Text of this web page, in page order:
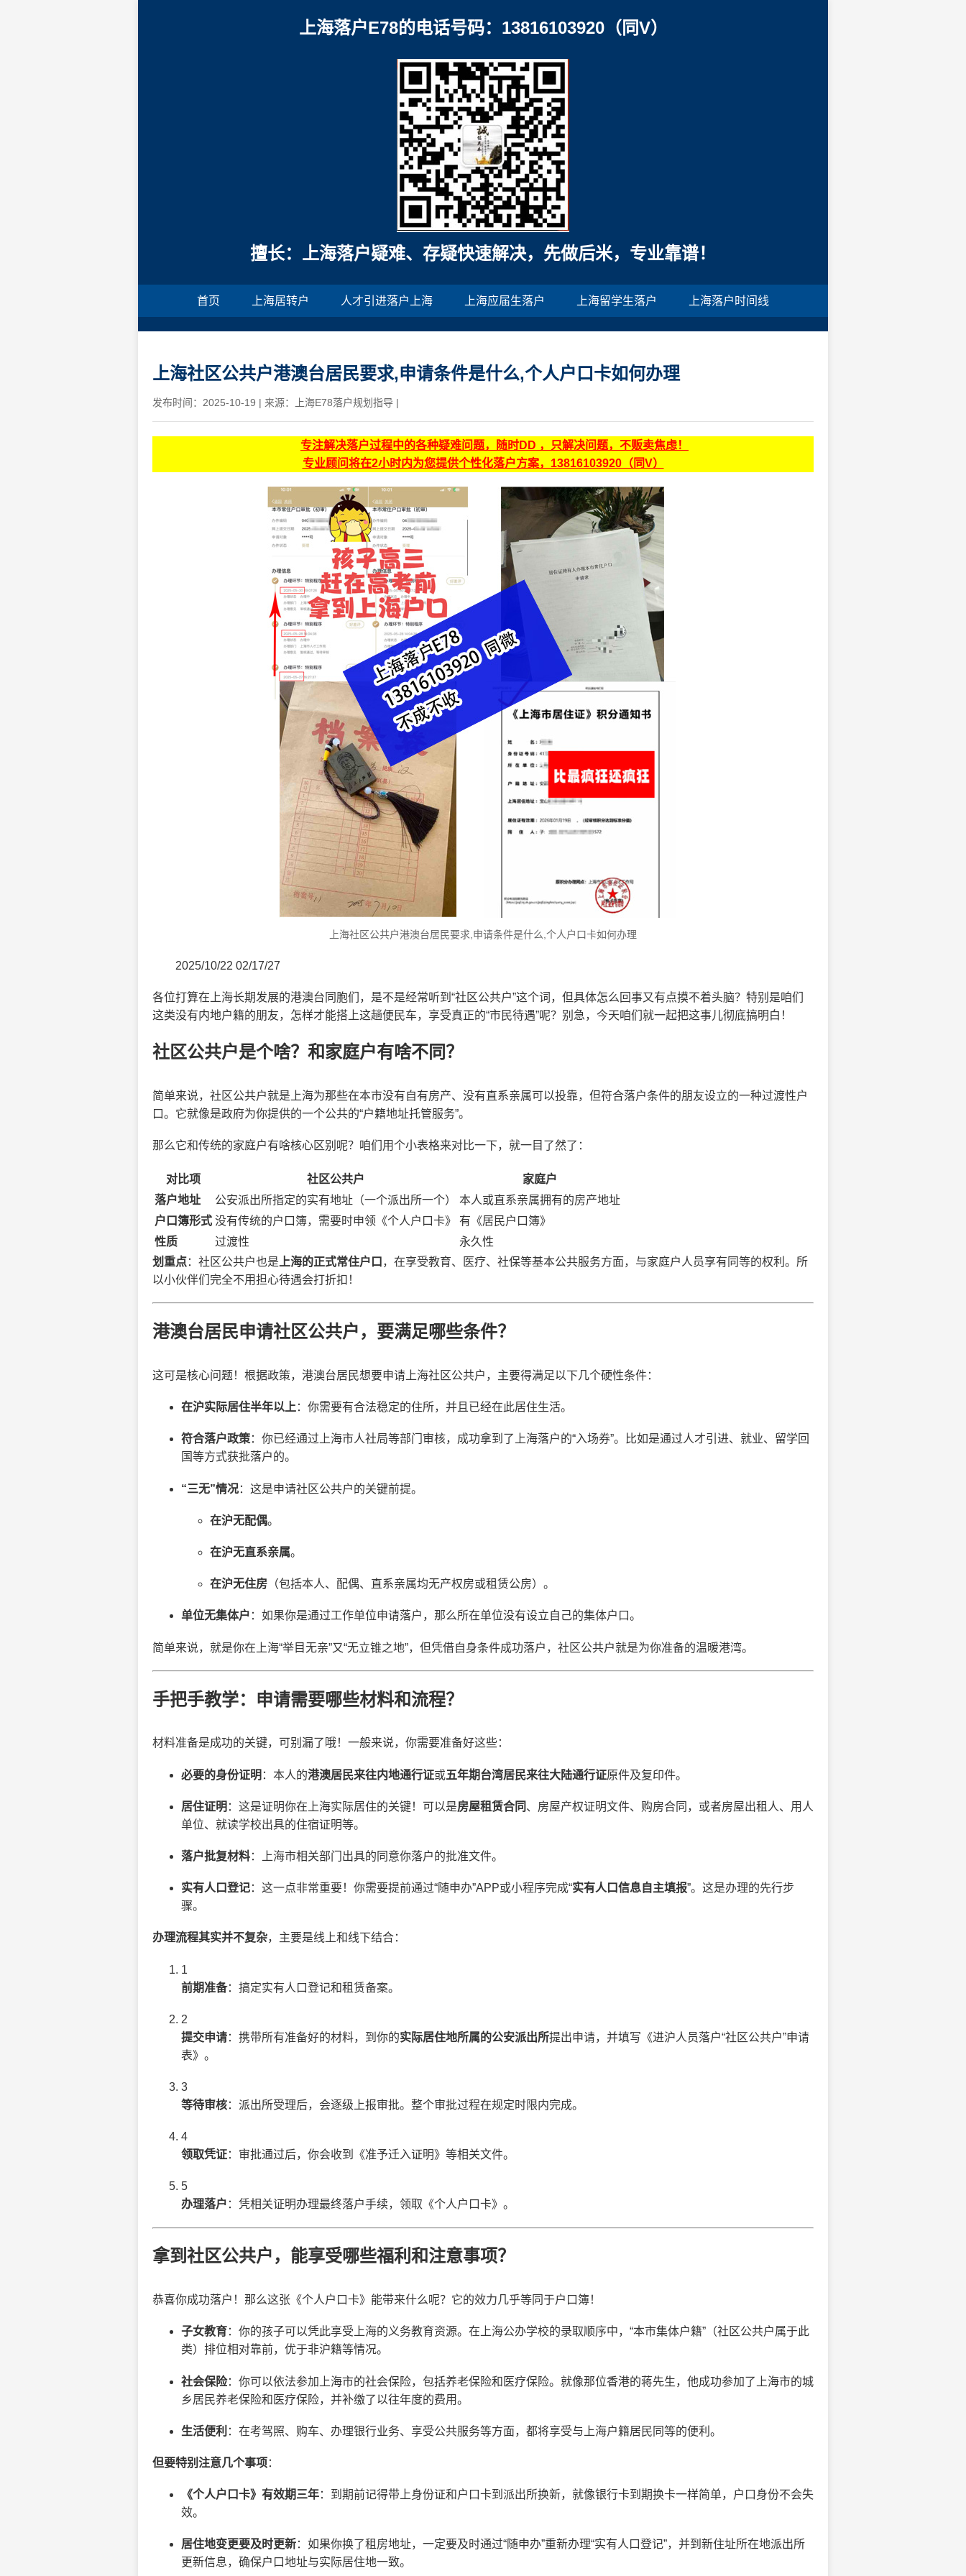
上海落户E78的电话号码：13816103920（同V）
擅长：上海落户疑难、存疑快速解决，先做后米，专业靠谱！
首页 上海居转户 人才引进落户上海 上海应届生落户 上海留学生落户 上海落户时间线
上海社区公共户港澳台居民要求,申请条件是什么,个人户口卡如何办理
发布时间：2025-10-19 | 来源：上海E78落户规划指导 |
专注解决落户过程中的各种疑难问题，随时DD ，只解决问题，不贩卖焦虑！
专业顾问将在2小时内为您提供个性化落户方案，13816103920（同V）
上海社区公共户港澳台居民要求,申请条件是什么,个人户口卡如何办理
2025/10/22 02/17/27
各位打算在上海长期发展的港澳台同胞们，是不是经常听到“社区公共户”这个词，但具体怎么回事又有点摸不着头脑？特别是咱们
这类没有内地户籍的朋友，怎样才能搭上这趟便民车，享受真正的“市民待遇”呢？别急，今天咱们就一起把这事儿彻底搞明白！
社区公共户是个啥？和家庭户有啥不同？
简单来说，社区公共户就是上海为那些在本市没有自有房产、没有直系亲属可以投靠，但符合落户条件的朋友设立的一种过渡性户
口。它就像是政府为你提供的一个公共的“户籍地址托管服务”。
那么它和传统的家庭户有啥核心区别呢？咱们用个小表格来对比一下，就一目了然了：
对比项 社区公共户
家庭户
落户地址
公安派出所指定的实有地址（一个派出所一个）
本人或直系亲属拥有的房产地址
户口簿形式 没有传统的户口簿，需要时申领《个人户口卡》
有《居民户口簿》
性质
过渡性
永久性
划重点：社区公共户也是 上海的正式常住户口 ，在享受教育、医疗、社保等基本公共服务方面，与家庭户人员享有同等的权利。所
以小伙伴们完全不用担心待遇会打折扣！
港澳台居民申请社区公共户，要满足哪些条件？
这可是核心问题！根据政策，港澳台居民想要申请上海社区公共户，主要得满足以下几个硬性条件：
在沪实际居住半年以上 ：你需要有合法稳定的住所，并且已经在此居住生活。
符合落户政策：你已经通过上海市人社局等部门审核，成功拿到了上海落户的“入场券”。比如是通过人才引进、就业、留学回
国等方式获批落户的。
“三无”情况：这是申请社区公共户的关键前提。
在沪无配偶。
在沪无直系亲属。
在沪无住房 （包括本人、配偶、直系亲属均无产权房或租赁公房）。
单位无集体户 ：如果你是通过工作单位申请落户，那么所在单位没有设立自己的集体户口。
简单来说，就是你在上海“举目无亲”又“无立锥之地”，但凭借自身条件成功落户，社区公共户就是为你准备的温暖港湾。
手把手教学：申请需要哪些材料和流程？
材料准备是成功的关键，可别漏了哦！一般来说，你需要准备好这些：
必要的身份证明 ：本人的港澳居民来往内地通行证或五年期台湾居民来往大陆通行证原件及复印件。
居住证明 ：这是证明你在上海实际居住的关键！可以是房屋租赁合同 、房屋产权证明文件、购房合同，或者房屋出租人、用人
单位、就读学校出具的住宿证明等。
落户批复材料：上海市相关部门出具的同意你落户的批准文件。
实有人口登记：这一点非常重要！你需要提前通过“随申办”APP或小程序完成“实有人口信息自主填报”。这是办理的先行步
骤。
办理流程其实并不复杂，主要是线上和线下结合：
1
前期准备：搞定实有人口登记和租赁备案。
2
提交申请：携带所有准备好的材料，到你的实际居住地所属的公安派出所提出申请，并填写《进沪人员落户“社区公共户”申请
表》。
3
等待审核：派出所受理后，会逐级上报审批。整个审批过程在规定时限内完成。
4
领取凭证：审批通过后，你会收到《准予迁入证明》等相关文件。
5
办理落户 ：凭相关证明办理最终落户手续，领取《个人户口卡》。
拿到社区公共户，能享受哪些福利和注意事项？
恭喜你成功落户！那么这张《个人户口卡》能带来什么呢？它的效力几乎等同于户口簿！
子女教育：你的孩子可以凭此享受上海的义务教育资源。在上海公办学校的录取顺序中，“本市集体户籍”（社区公共户属于此
类）排位相对靠前，优于非沪籍等情况。
社会保险：你可以依法参加上海市的社会保险，包括养老保险和医疗保险。就像那位香港的蒋先生，他成功参加了上海市的城
乡居民养老保险和医疗保险，并补缴了以往年度的费用。
生活便利 ：在考驾照、购车、办理银行业务、享受公共服务等方面，都将享受与上海户籍居民同等的便利。
但要特别注意几个事项 ：
《个人户口卡》有效期三年：到期前记得带上身份证和户口卡到派出所换新，就像银行卡到期换卡一样简单，户口身份不会失
效。
居住地变更要及时更新：如果你换了租房地址，一定要及时通过“随申办”重新办理“实有人口登记”，并到新住址所在地派出所
更新信息，确保户口地址与实际居住地一致。